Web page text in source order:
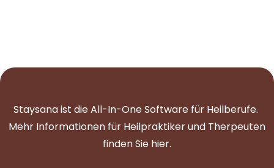
Staysana ist die All-In-One Software für Heilberufe.
Mehr Informationen für Heilpraktiker und Therpeuten
finden Sie hier.